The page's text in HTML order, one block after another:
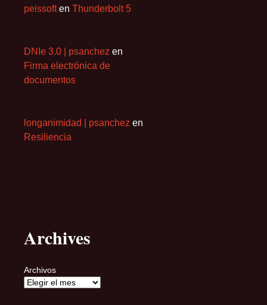
peissoften Thunderbolt 5
DNIe 3.0 | psanchez en
Firma electrónica de
documentos
longanimidad | psanchez en
Resiliencia
Archives
Archivos